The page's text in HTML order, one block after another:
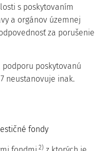
s poskytovaním
a orgánov územnej
za porušenie
podporu poskytovanú
neustanovuje inak.
fondy
2)